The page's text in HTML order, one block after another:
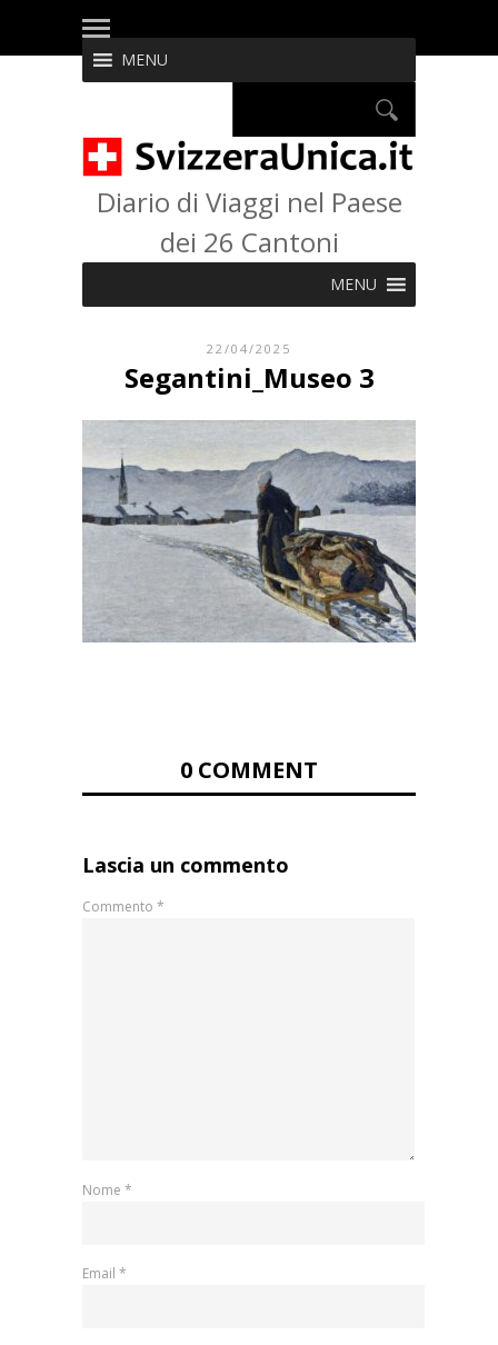
MENU
Diario di Viaggi nel Paese
dei 26 Cantoni
MENU
22/04/2025
Segantini_Museo 3
0 COMMENT
Lascia un commento
Commento *
Nome *
Email *